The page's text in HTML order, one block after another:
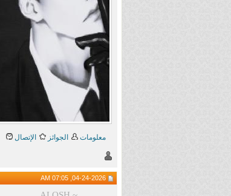
معلومات الجوائز الإتصال